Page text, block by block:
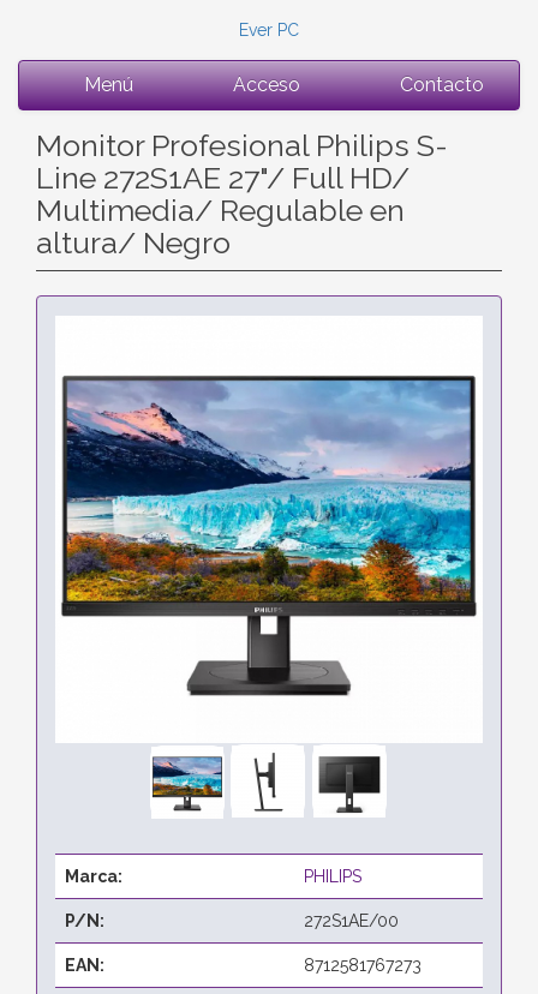
Ever PC
Menú Acceso Contacto
Monitor Profesional Philips S-
Line 272S1AE 27"/ Full HD/
Multimedia/ Regulable en
altura/ Negro
Marca: PHILIPS
P/N: 272S1AE/00
EAN: 8712581767273